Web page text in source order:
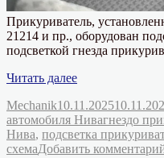
Прикуриватель,
21214 и пр., оборудован
подсветкой гнезда
Читать далее«Подсветка
автомобиля
Нива.
Схема
подключения.»
Автор
MechanikОпубликовано
10.11.2025
автомобиля НиваМетки
гнездо
Нива, подсветка
схемаДобавить